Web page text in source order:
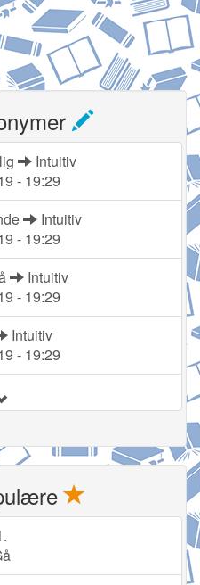
Intuitiv
- 19:29
Intuitiv
- 19:29
Intuitiv
- 19:29
Intuitiv
- 19:29